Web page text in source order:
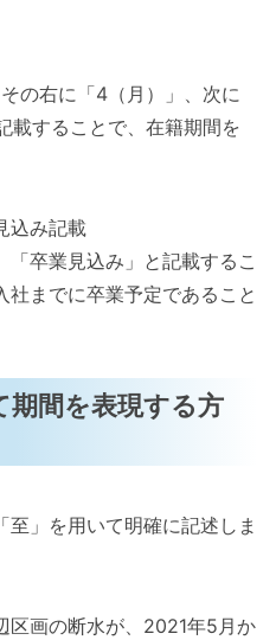
の右に「4（月）」、次に
載することで、在籍期間を
込み記載
卒業見込み」と記載するこ
社までに卒業予定であること
期間を表現する方
」を用いて明確に記述しま
区画の断水が、2021年5月か